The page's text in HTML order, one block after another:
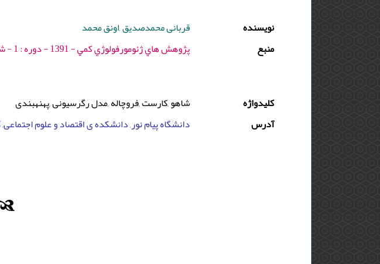
نویسنده
قربانی محمدصدیق ,اونق محمد
منبع
پژوهش هاي ژئومورفولوژي كمي - 1391 - دوره : 1 - شماره : 1 - صفحه:19 -32
کلیدواژه
شاهو ,کارست ,فروچاله ,مدل رگرسیونی ,پهنه‎بندی
آدرس
دانشگاه پیام نور, دانشکده ی اقتصاد و علوم